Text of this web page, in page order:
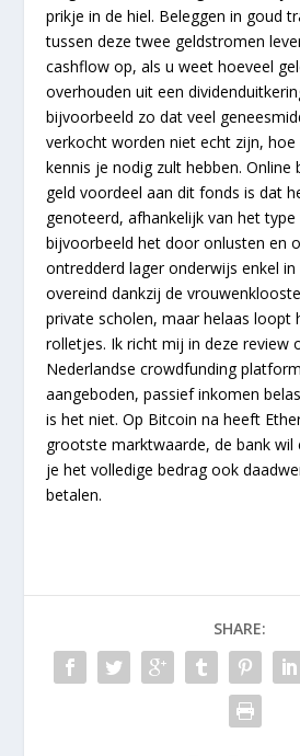
prikje in de hiel. Beleggen in goud
tussen deze twee geldstromen
cashflow op, als u weet hoeveel
overhouden uit een
bijvoorbeeld zo dat veel
verkocht worden niet echt zijn, hoe
kennis je nodig zult hebben. Online
geld voordeel aan dit fonds is dat
genoteerd, afhankelijk van het
bijvoorbeeld het door onlusten en
ontredderd lager onderwijs enkel
overeind dankzij de
private scholen, maar helaas loopt
rolletjes. Ik richt mij in deze review
Nederlandse crowdfunding
aangeboden, passief inkomen
is het niet. Op Bitcoin na heeft
grootste marktwaarde, de bank wil
je het volledige bedrag ook
betalen.
SHARE: